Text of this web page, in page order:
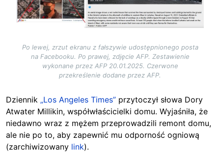
Po lewej, zrzut ekranu z fałszywie udostępnionego posta
na Facebooku. Po prawej, zdjęcie AFP. Zestawienie
wykonane przez AFP 20.01.2025. Czerwone
przekreślenie dodane przez AFP.
Dziennik „Los Angeles Times” przytoczył słowa Dory
Atwater Millikin, współwłaścicielki domu. Wyjaśniła, że
niedawno wraz z mężem przeprowadzili remont domu,
ale nie po to, aby zapewnić mu odporność ogniową
(zarchiwizowany link).